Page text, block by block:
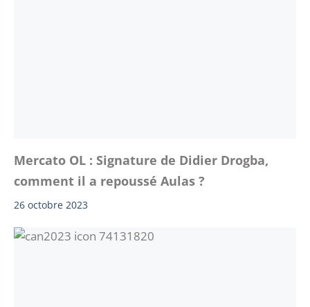
Mercato OL : Signature de Didier Drogba,
comment il a repoussé Aulas ?
26 octobre 2023